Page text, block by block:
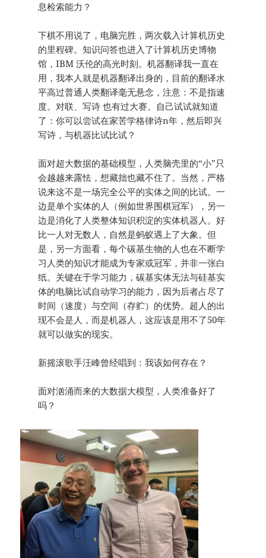
息检索能力？
下棋不用说了，电脑完胜，两次载入计算机历史
的里程碑。知识问答也进入了计算机历史博物
馆，IBM 沃伦的高光时刻。机器翻译我一直在
用，我本人就是机器翻译出身的，目前的翻译水
平高过普通人类翻译毫无悬念，注意：不是指速
度。对联、写诗 也有过大赛。自己试试就知道
了：你可以尝试在家苦学格律诗n年，然后即兴
写诗，与机器比试比试？
面对超大数据的基础模型，人类脑壳里的“小”只
会越越来露怯，想藏拙也藏不住了。当然，严格
说来这不是一场完全公平的实体之间的比试。一
边是单个实体的人（例如世界围棋冠军），另一
边是消化了人类整体知识积淀的实体机器人。好
比一人对无数人，自然是蚂蚁遇上了大象。但
是，另一方面看，每个碳基生物的人也在不断学
习人类的知识才能成为专家或冠军，并非一张白
纸。关键在于学习能力，碳基实体无法与硅基实
体的电脑比试自动学习的能力，因为后者占尽了
时间（速度）与空间（存贮）的优势。超人的出
现不会是人，而是机器人，这应该是用不了50年
就可以做实的现实。
新摇滚歌手汪峰曾经唱到：我该如何存在？
面对汹涌而来的大数据大模型，人类准备好了
吗？